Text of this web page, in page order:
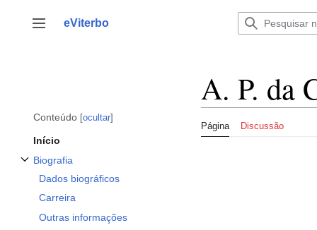
para
Alternar barra lateral
eViterbo
Conteúdo ocultar
Início
Biografia
Dados biográficos
Carreira
Outras informações
A. P. da
Página Discussão